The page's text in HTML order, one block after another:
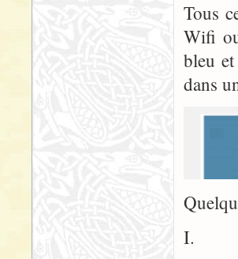
Tous
Wifi
bleu
dans
I.